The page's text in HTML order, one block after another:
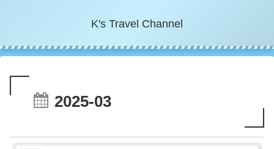
K's Travel Channel
2025-03